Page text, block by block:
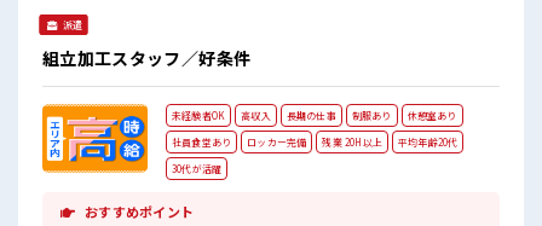
派遣
組立加工スタッフ／好条件
未経験者OK 高収入 長期の仕事 制服あり
休憩室あり
社員食堂あり
ロッカー完備 残業 20H以上
平均年齢20代
30代が活躍
おすすめポイント